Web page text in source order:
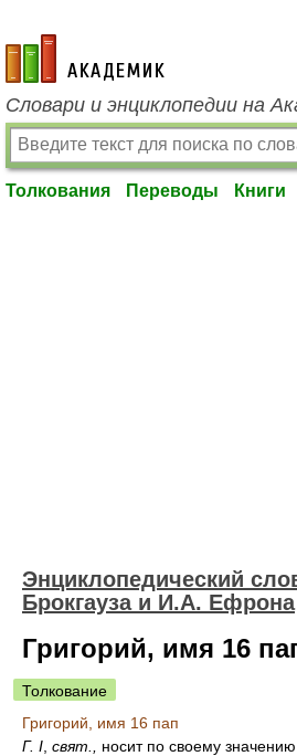
academic.ru
Словари и энциклопедии на
Толкования Переводы Книги
Энциклопедический
Брокгауза и И.А. Ефрона
Григорий, имя 16
Толкование
Григорий, имя 16 пап
Г. I свят.,
носит по своему